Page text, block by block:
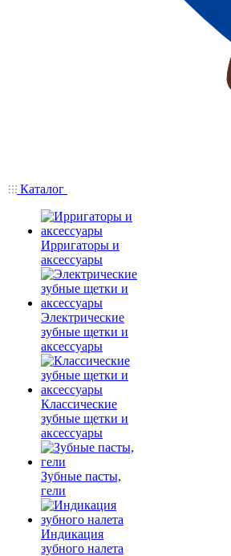
Каталог
Ирригаторы и
аксессуары
Электрические
зубные щетки и
аксессуары
Классические
зубные щетки и
аксессуары
Зубные пасты,
гели
Индикация
зубного налета